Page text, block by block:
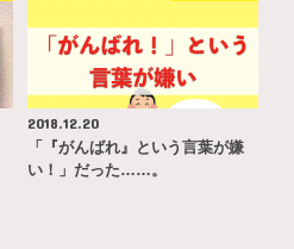
2018.12.20
「『がんばれ』という言葉が嫌
い！」だった……。